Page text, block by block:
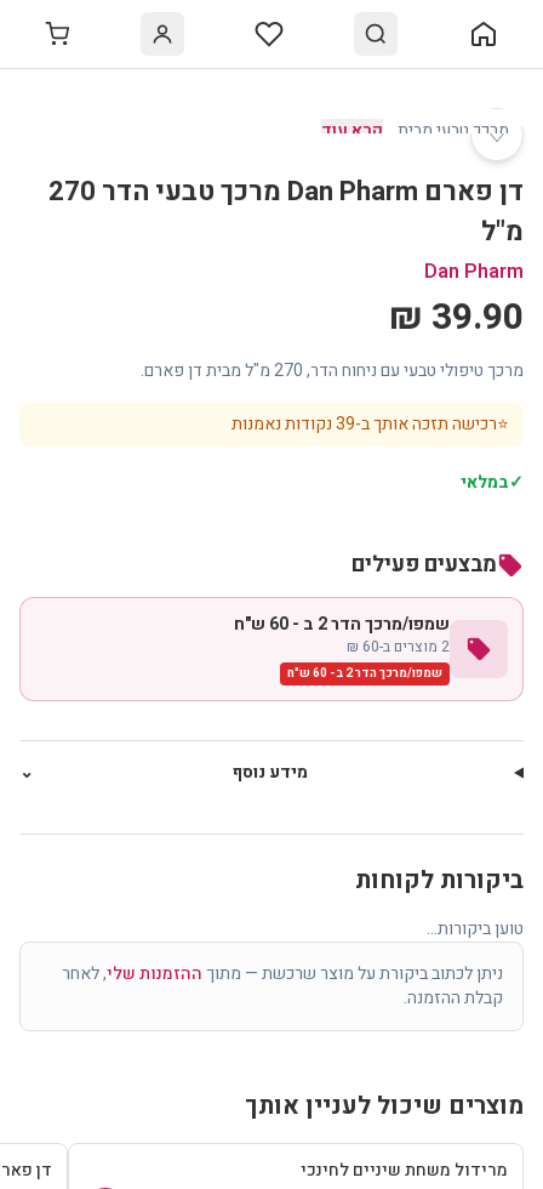
♡
מרכך טבעי מבית קרא עוד
דן פארם Dan Pharm מרכך טבעי הדר 270
מ"ל
Dan Pharm
39.90 ₪
מרכך טיפולי טבעי עם ניחוח הדר, 270 מ"ל מבית דן פארם.
⭐רכישה תזכה אותך ב-39נקודות נאמנות
✓במלאי
local_offerמבצעים פעילים
local_offer
שמפו/מרכך הדר 2 ב - 60 ש"ח
2 מוצרים ב-60 ₪
שמפו/מרכך הדר 2 ב - 60 ש"ח
מידע נוסף ⌄
ביקורות לקוחות
טוען ביקורות...
ניתן לכתוב ביקורת על מוצר שרכשת — מתוךההזמנות שלי, לאחר
קבלת ההזמנה.
מוצרים שיכול לעניין אותך
מרידול משחת שיניים לחינכי דן